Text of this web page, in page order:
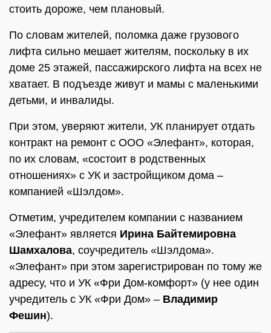
стоить дороже, чем плановый.
По словам жителей, поломка даже грузового
лифта сильно мешает жителям, поскольку в их
доме 25 этажей, пассажирского лифта на всех не
хватает. В подъезде живут и мамы с маленькими
детьми, и инвалиды.
При этом, уверяют жители, УК планирует отдать
контракт на ремонт с ООО «Элефант», которая,
по их словам, «состоит в родственных
отношениях» с УК и застройщиком дома –
компанией «Шэлдом».
Отметим, учредителем компании с названием
«Элефант» является Ирина Байтемировна
Шамхалова, соучредитель «Шэлдома».
«Элефант» при этом зарегистрирован по тому же
адресу, что и УК «Фри Дом-комфорт» (у нее один
учредитель с УК «Фри Дом» – Владимир
Фешин).